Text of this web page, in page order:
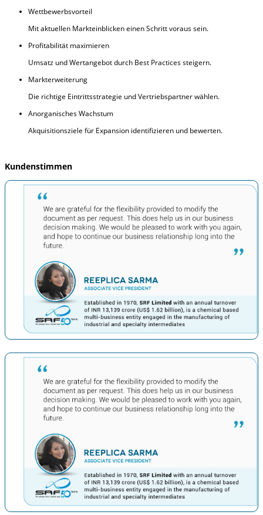
Wettbewerbsvorteil
Mit aktuellen Markteinblicken einen Schritt voraus sein.
Profitabilität maximieren
Umsatz und Wertangebot durch Best Practices steigern.
Markterweiterung
Die richtige Eintrittsstrategie und Vertriebspartner wählen.
Anorganisches Wachstum
Akquisitionsziele für Expansion identifizieren und bewerten.
Kundenstimmen